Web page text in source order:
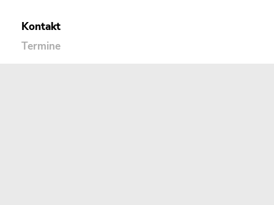
Kontakt
Termine